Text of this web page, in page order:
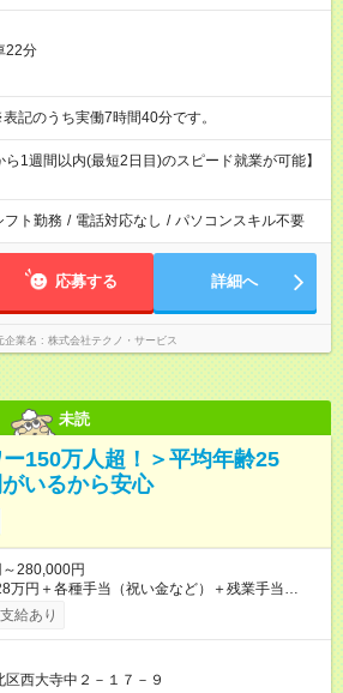
22分
～16:40 ※表記のうち実働7時間40分です。
1週間以内(最短2日目)のスピード就業が可能】
フト勤務 / 電話対応なし / パソコンスキル不要
応募する 詳細へ
企業名 株式会社テクノ・サービス
未読
150万人超！＞平均年齢25
いるから安心
280,000円
万円＋各種手当（祝い金など）＋残業手当
タート時の
リーダー職（月
与＋各種手当） 320万円／22歳（月給22万円
期間】試用期間あり 試用期
給あり
区西大寺中２－１７－９